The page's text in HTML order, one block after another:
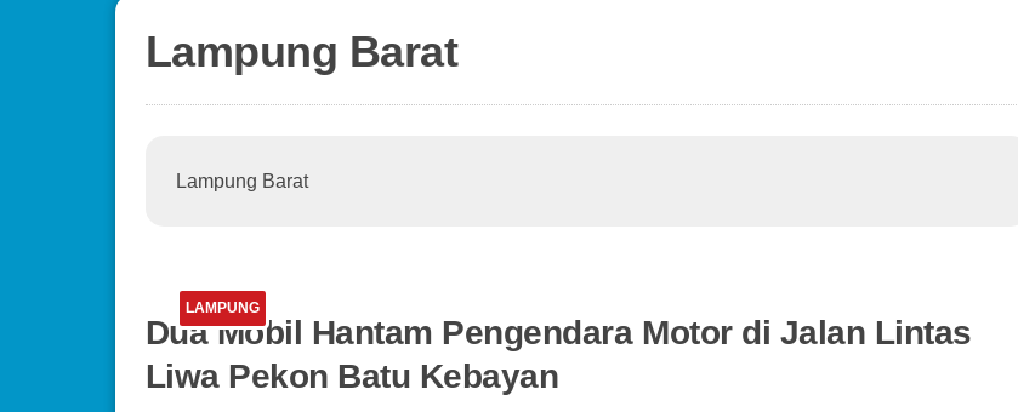
Lampung Barat
Lampung Barat
LAMPUNG
Dua Mobil Hantam Pengendara Motor di Jalan Lintas
Liwa Pekon Batu Kebayan